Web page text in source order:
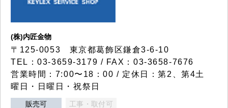
(株)内匠金物
〒125-0053 東京都葛飾区鎌倉3-6-10
TEL：03-3659-3179 / FAX：03-3658-7676
営業時間：7:00〜18：00 / 定休日：第2、第4土
曜日・日曜日・祝祭日
販売可 工事・取付可